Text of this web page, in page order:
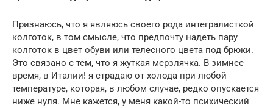
Признаюсь, что я являюсь своего рода интегралисткой
колготок, в том смысле, что предпочту надеть пару
колготок в цвет обуви или телесного цвета под брюки.
Это связано с тем, что я жуткая мерзлячка. В зимнее
время, в Италии! я страдаю от холода при любой
температуре, которая, в любом случае, редко опускается
ниже нуля. Мне кажется, у меня какой-то психический